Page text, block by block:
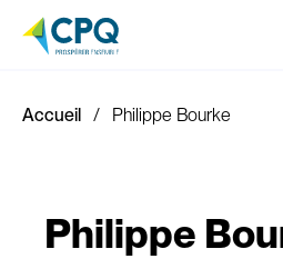
Accueil Philippe Bourke
Philippe